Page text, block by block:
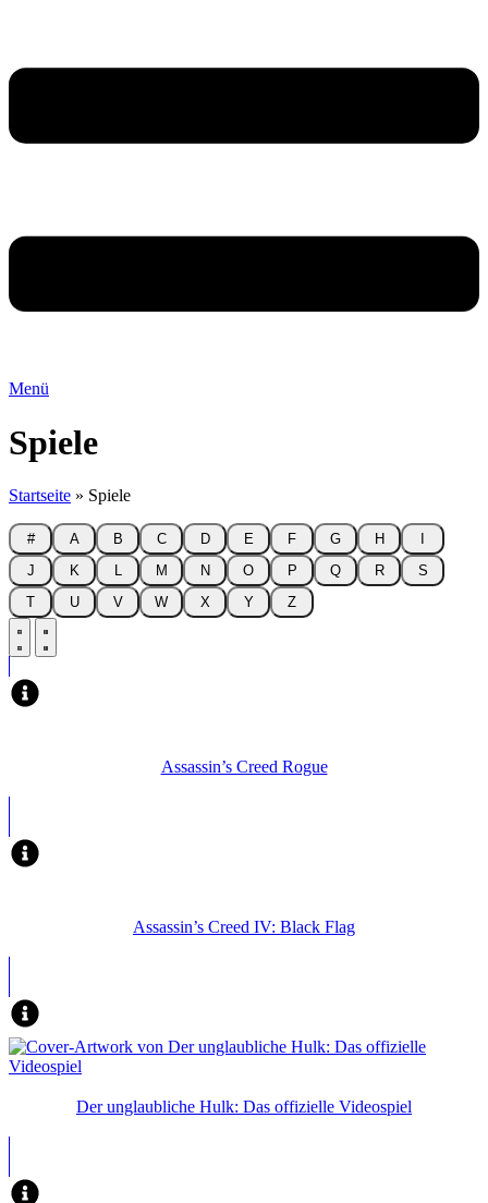
Menü
Spiele
Startseite » Spiele
# A B C D E F G H
J
K M N O P Q R
S
T
U V W X Y Z
Assassin’s Creed Rogue
Assassin’s Creed IV: Black Flag
Der unglaubliche Hulk: Das offizielle Videospiel